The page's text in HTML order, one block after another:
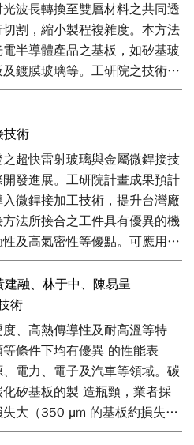
波長轉換至雙層材料之共同透
割，縮小製程複雜度。本方法
半導體產品之基板，如矽基玻
鍍膜玻璃等。工研院之技術與
割道邊緣崩角小，且無輪刀之
很小，因此單片晶圓可切割出
效率。
技術
超快雷射玻璃與金屬微銲接技
發進展。工研院計畫成果預計
微銲接加工技術，提升台灣廠
法所接合之工件具有優異的機
及高氣密性等優點。可應用於
測器、衛星或望遠鏡中的
。工研院開發之多峰值光束整
四道子光束。子光束之角度與
合結構，提升銲接結構強度。
融、林于中、陳易呈
術
、高熱傳導性及耐高溫等特
條件下均有優異 的性能表
電力、電子及汽車等領域。碳
矽基板的製 造瓶頸，業者採
大（350 μm 的基板約損失
（6 吋約 144 mins/ 片 ），